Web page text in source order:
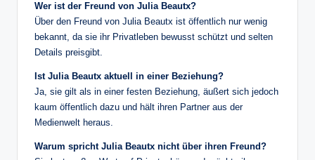
Wer ist der Freund von Julia Beautx?
Über den Freund von Julia Beautx ist öffentlich nur wenig
bekannt, da sie ihr Privatleben bewusst schützt und selten
Details preisgibt.
Ist Julia Beautx aktuell in einer Beziehung?
Ja, sie gilt als in einer festen Beziehung, äußert sich jedoch
kaum öffentlich dazu und hält ihren Partner aus der
Medienwelt heraus.
Warum spricht Julia Beautx nicht über ihren Freund?